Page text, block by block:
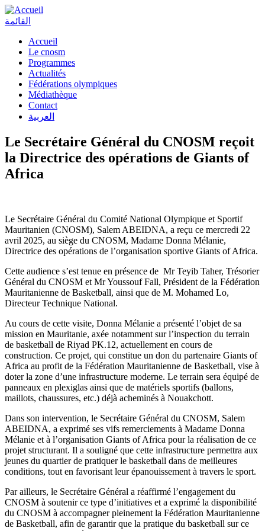
القائمة
Accueil
Le cnosm
Programmes
Actualités
Fédérations olympiques
Médiathèque
Contact
العربية
Le Secrétaire Général du CNOSM reçoit
la Directrice des opérations de Giants of
Africa
Le Secrétaire Général du Comité National Olympique et Sportif
Mauritanien (CNOSM), Salem ABEIDNA, a reçu ce mercredi 22
avril 2025, au siège du CNOSM, Madame Donna Mélanie,
Directrice des opérations de l’organisation sportive Giants of Africa.
Cette audience s’est tenue en présence de Mr Teyib Taher, Trésorier
Général du CNOSM et Mr Youssouf Fall, Président de la Fédération
Mauritanienne de Basketball, ainsi que de M. Mohamed Lo,
Directeur Technique National.
Au cours de cette visite, Donna Mélanie a présenté l’objet de sa
mission en Mauritanie, axée notamment sur l’inspection du terrain
de basketball de Riyad PK.12, actuellement en cours de
construction. Ce projet, qui constitue un don du partenaire Giants of
Africa au profit de la Fédération Mauritanienne de Basketball, vise à
doter la zone d’une infrastructure moderne. Le terrain sera équipé de
panneaux en plexiglas ainsi que de matériels sportifs (ballons,
maillots, chaussures, etc.) déjà acheminés à Nouakchott.
Dans son intervention, le Secrétaire Général du CNOSM, Salem
ABEIDNA, a exprimé ses vifs remerciements à Madame Donna
Mélanie et à l’organisation Giants of Africa pour la réalisation de ce
projet structurant. Il a souligné que cette infrastructure permettra aux
jeunes du quartier de pratiquer le basketball dans de meilleures
conditions, tout en favorisant leur épanouissement à travers le sport.
Par ailleurs, le Secrétaire Général a réaffirmé l’engagement du
CNOSM à soutenir ce type d’initiatives et a exprimé la disponibilité
du CNOSM à accompagner pleinement la Fédération Mauritanienne
de Basketball, afin de garantir que la pratique du basketball sur ce